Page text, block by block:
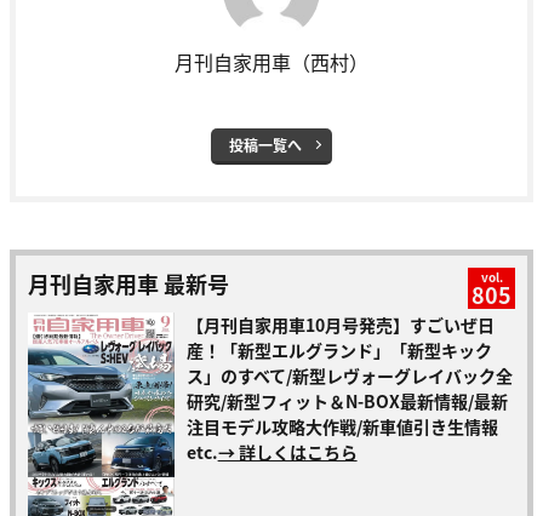
月刊自家用車（西村）
投稿一覧へ
月刊自家用車 最新号 vol.
805
【月刊自家用車10月号発売】すごいぜ日
産！「新型エルグランド」「新型キック
ス」のすべて/新型レヴォーグレイバック全
研究/新型フィット＆N-BOX最新情報/最新
注目モデル攻略大作戦/新車値引き生情報
etc.→ 詳しくはこちら